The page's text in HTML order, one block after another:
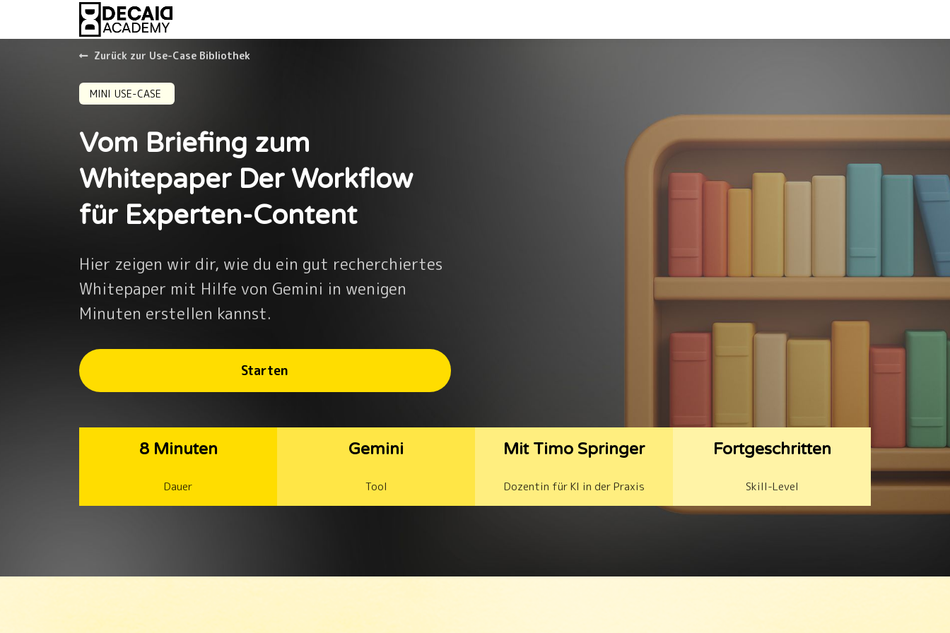
Zurück zur Use-Case Bibliothek
MINI USE-CASE
Vom Briefing zum
Whitepaper Der Workflow
für Experten-Content
Hier zeigen wir dir, wie du ein gut recherchiertes
Whitepaper mit Hilfe von Gemini in wenigen
Minuten erstellen kannst.
Starten
8 Minuten
Dauer
Gemini
Tool
Mit Timo Springer
Dozentin für KI in der Praxis
Fortgeschritten
Skill-Level